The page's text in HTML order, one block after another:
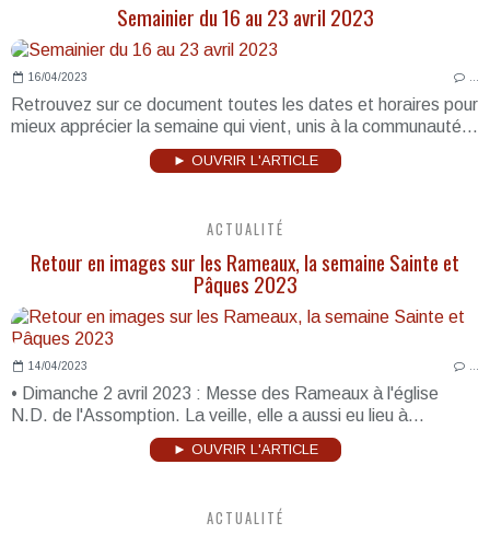
Semainier du 16 au 23 avril 2023
16/04/2023
Retrouvez sur ce document toutes les dates et horaires pour
mieux apprécier la semaine qui vient, unis à la communauté...
► OUVRIR L'ARTICLE
ACTUALITÉ
Retour en images sur les Rameaux, la semaine Sainte et
Pâques 2023
14/04/2023
• Dimanche 2 avril 2023 : Messe des Rameaux à l'église
N.D. de l'Assomption. La veille, elle a aussi eu lieu à...
► OUVRIR L'ARTICLE
ACTUALITÉ